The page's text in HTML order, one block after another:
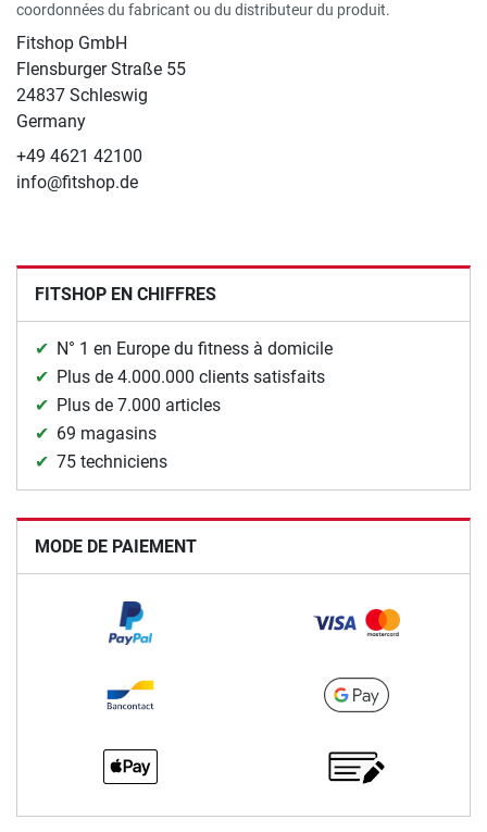
coordonnées du fabricant ou du distributeur du produit.
Fitshop GmbH
Flensburger Straße 55
24837 Schleswig
Germany
+49 4621 42100
info@fitshop.de
FITSHOP EN CHIFFRES
N° 1 en Europe du fitness à domicile
Plus de 4.000.000 clients satisfaits
Plus de 7.000 articles
69 magasins
75 techniciens
MODE DE PAIEMENT